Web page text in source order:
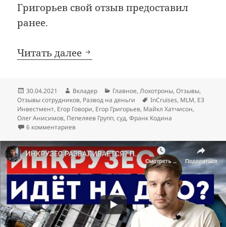
Григорьев свой отзыв предоставил
ранее.
Читать далее Почему InCruises —
Опубликовано
30.04.2021 Автор
Вкладер Рубрики
Главное,Лохотроны,Отзывы,
Отзывы сотрудников, Развод на деньги Метки
InCruises, MLM, Е3
Инвестмент, Егор Говори, Егор Григорьев, Майкл Хатчисон,
Олег Анисимов, Пепеляев Групп,суд,Франк Кодина
6 комментариевк записи